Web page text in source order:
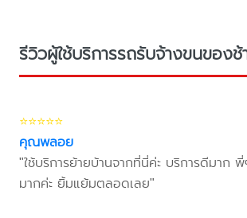
รีวิวผู้ใช้บริการรถรับจ้างขนของ
⭐⭐⭐⭐⭐
คุณพลอย
"ใช้บริการย้ายบ้านจากที่นี่ค่ะ บริการดีมาก
มากค่ะ ยิ้มแย้มตลอดเลย"